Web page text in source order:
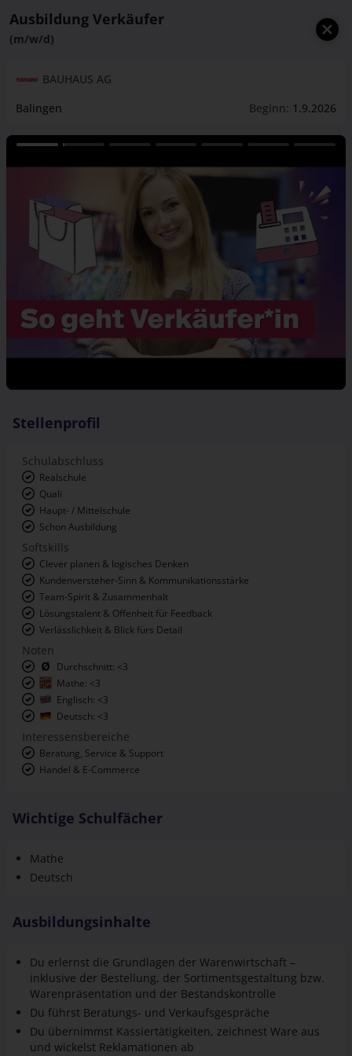
Ausbildung Verkäufer
(m/w/d)
BAUHAUS AG
Balingen
Beginn: 1.9.2026
Stellenprofil
Schulabschluss
Quali
Haupt- / Mittelschule
Schon Ausbildung
Softskills
Clever planen & logisches Denken
Kundenversteher-Sinn & Kommunikationsstärke
Team-Spirit & Zusammenhalt
Lösungstalent & Offenheit für Feedback
Verlässlichkeit & Blick fürs Detail
Noten
Englisch: <3
Deutsch: <3
Interessensbereiche
Handel & E-Commerce
Mathe
Du erlernst die Grundlagen der Warenwirtschaft –
Waren­präsentation und der Bestandskontrolle
Du führst Beratungs- und Verkaufsgespräche
Du übernimmst Kassier­tätigkeiten, zeichnest Ware aus
und wickelst Reklamationen ab
Du lernst die Backoffice-Bereiche im Kunden­infor­